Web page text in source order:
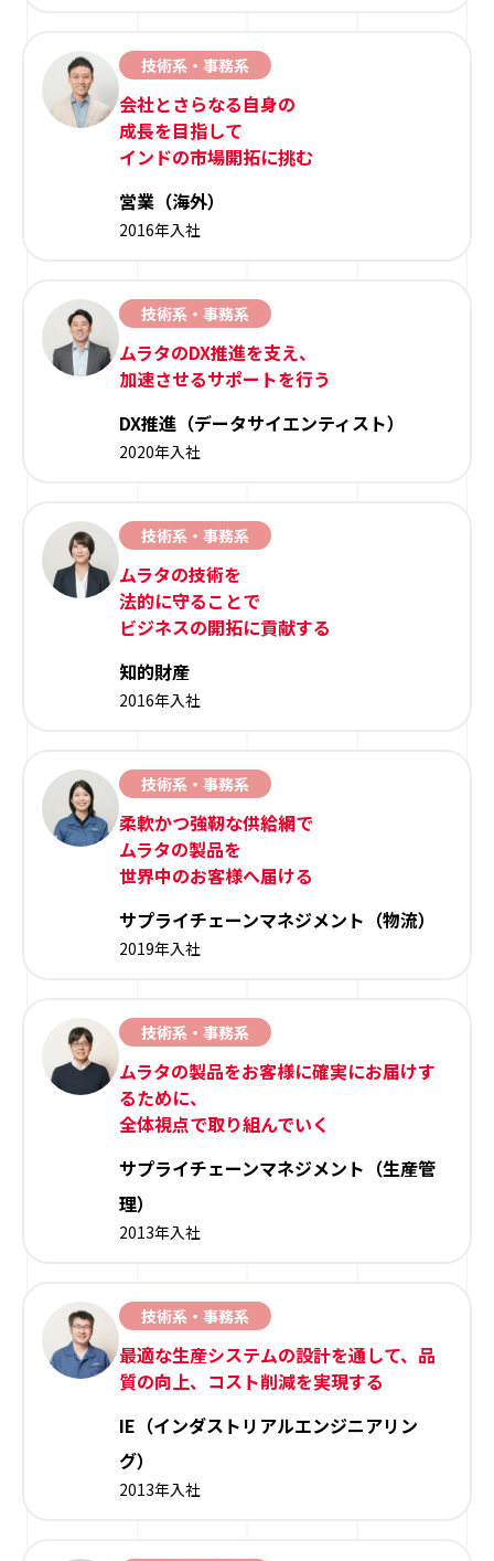
技術系・事務系
会社とさらなる自身の
成長を目指して
インドの市場開拓に挑む
営業（海外）
2016年入社
技術系・事務系
ムラタのDX推進を支え、
加速させるサポートを行う
DX推進（データサイエンティスト）
2020年入社
技術系・事務系
ムラタの技術を
法的に守ることで
ビジネスの開拓に貢献する
知的財産
2016年入社
技術系・事務系
柔軟かつ強靭な供給網で
ムラタの製品を
世界中のお客様へ届ける
サプライチェーンマネジメント（物流）
2019年入社
技術系・事務系
ムラタの製品をお客様に確実にお届けす
るために、
全体視点で取り組んでいく
サプライチェーンマネジメント（生産管
理）
2013年入社
技術系・事務系
最適な生産システムの設計を通して、品
質の向上、コスト削減を実現する
IE（インダストリアルエンジニアリン
グ）
2013年入社